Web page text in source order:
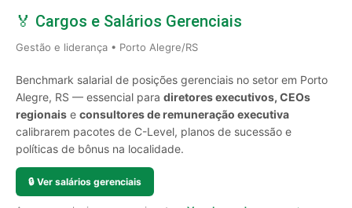
🏅 Cargos e Salários Gerenciais
Gestão e liderança • Porto Alegre/RS
Benchmark salarial de posições gerenciais no setor em Porto
Alegre, RS — essencial para diretores executivos, CEOs
regionais e consultores de remuneração executiva
calibrarem pacotes de C-Level, planos de sucessão e
políticas de bônus na localidade.
🔒 Ver salários gerenciais